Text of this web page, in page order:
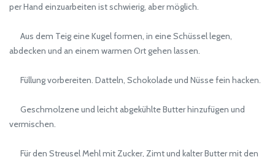
per Hand einzuarbeiten ist schwierig, aber möglich.
Aus dem Teig eine Kugel formen, in eine Schüssel legen,
abdecken und an einem warmen Ort gehen lassen.
Füllung vorbereiten. Datteln, Schokolade und Nüsse fein hacken.
Geschmolzene und leicht abgekühlte Butter hinzufügen und
vermischen.
Für den Streusel Mehl mit Zucker, Zimt und kalter Butter mit den